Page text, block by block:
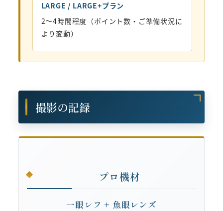
LARGE / LARGE+プラン
2〜4時間程度（ポイント数・ご準備状況に
より変動）
撮影の記録
プロ機材
一眼レフ + 魚眼レンズ